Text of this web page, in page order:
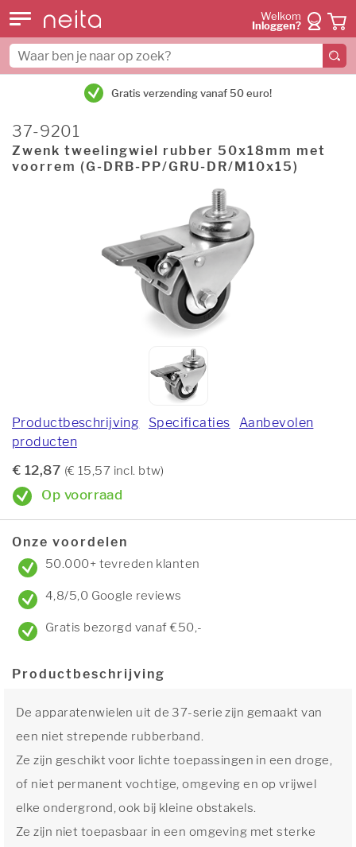
Welkom
Inloggen?
Gratis verzending vanaf 50 euro!
37-9201
Zwenk tweelingwiel rubber 50x18mm met
voorrem (G-DRB-PP/GRU-DR/M10x15)
Productbeschrijving Specificaties
Aanbevolen
producten
€ 12,87 (€ 15,57 incl. btw)
Op voorraad
Onze voordelen
50.000+ tevreden klanten
4,8/5,0 Google reviews
Gratis bezorgd vanaf €50,-
Productbeschrijving
De apparatenwielen uit de 37-serie zijn gemaakt van
een niet strepende rubberband.
Ze zijn geschikt voor lichte toepassingen in een droge,
of niet permanent vochtige, omgeving en op vrijwel
elke ondergrond, ook bij kleine obstakels.
Ze zijn niet toepasbaar in een omgeving met sterke